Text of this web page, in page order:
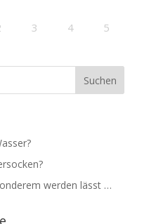
3 4 5
werden lässt …